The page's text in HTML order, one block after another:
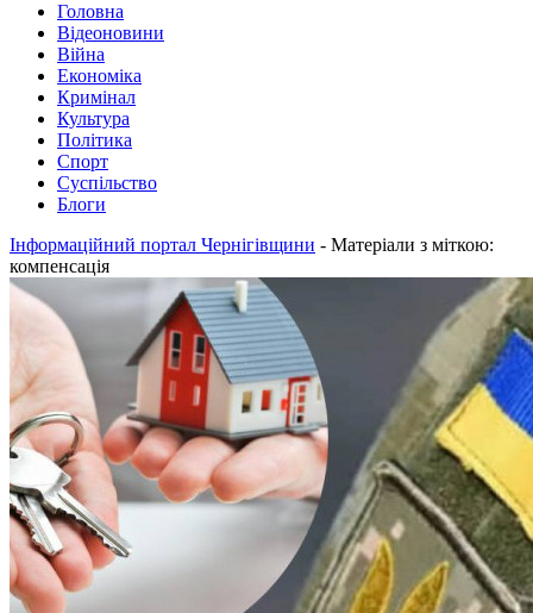
Головна
Відеоновини
Війна
Економіка
Кримінал
Культура
Політика
Спорт
Суспільство
Блоги
Інформаційний портал Чернігівщини - Матеріали з міткою:
компенсація